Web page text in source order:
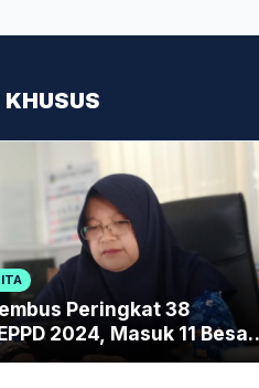
KHUSUS
Peringkat 38
2024, Masuk 11 Besar